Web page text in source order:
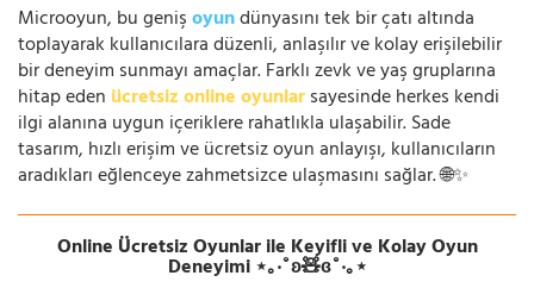
Microoyun, bu genişoyundünyasını tek bir çatı altında
toplayarak kullanıcılara düzenli, anlaşılır ve kolay erişilebilir
bir deneyim sunmayı amaçlar. Farklı zevk ve yaş gruplarına
hitap eden ücretsiz online oyunlarsayesinde herkes kendi
ilgi alanına uygun içeriklere rahatlıkla ulaşabilir. Sade
tasarım, hızlı erişim ve ücretsiz oyun anlayışı, kullanıcıların
aradıkları eğlenceye zahmetsizce ulaşmasını sağlar. 🌐✨
Online Ücretsiz Oyunlar ile Keyifli ve Kolay Oyun
Deneyimi ⋆｡‧˚ʚ🧸ɞ˚‧｡⋆